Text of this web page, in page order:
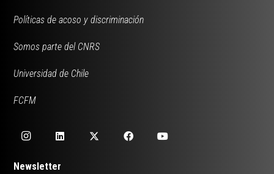
Políticas de acoso y discriminación
Somos parte del CNRS
Universidad de Chile
FCFM
Newsletter